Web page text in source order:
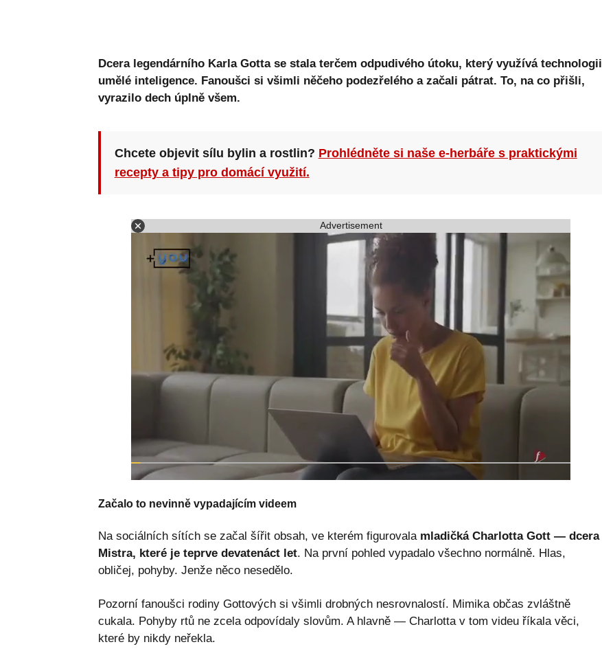
Dcera legendárního Karla Gotta se stala terčem odpudivého útoku, který využívá technologii
umělé inteligence. Fanoušci si všimli něčeho podezřelého a začali pátrat. To, na co přišli,
vyrazilo dech úplně všem.
Chcete objevit sílu bylin a rostlin? Prohlédněte si naše e-herbáře s praktickými
recepty a tipy pro domácí využití.
Advertisement
Začalo to nevinně vypadajícím videem
Na sociálních sítích se začal šířit obsah, ve kterém figurovala mladičká Charlotta Gott — dcera
Mistra, které je teprve devatenáct let. Na první pohled vypadalo všechno normálně. Hlas,
obličej, pohyby. Jenže něco nesedělo.
Pozorní fanoušci rodiny Gottových si všimli drobných nesrovnalostí. Mimika občas zvláštně
cukala. Pohyby rtů ne zcela odpovídaly slovům. A hlavně — Charlotta v tom videu říkala věci,
které by nikdy neřekla.